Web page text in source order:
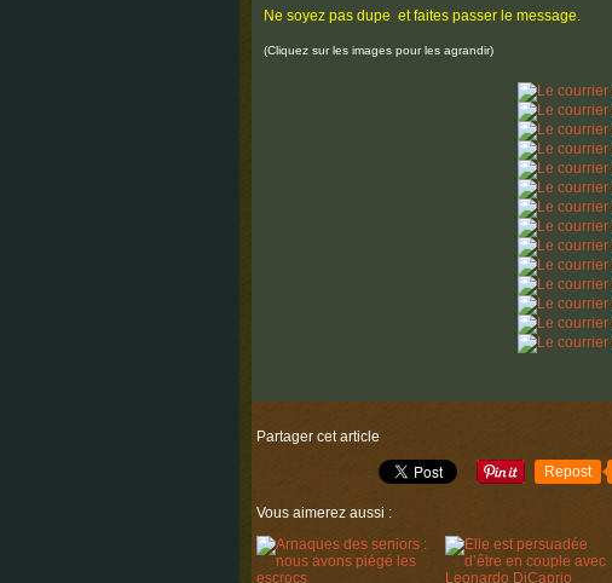
Ne soyez pas dupe et faites passer le message.
(Cliquez sur les images pour les agrandir)
Partager cet article
Repost
Vous aimerez aussi :